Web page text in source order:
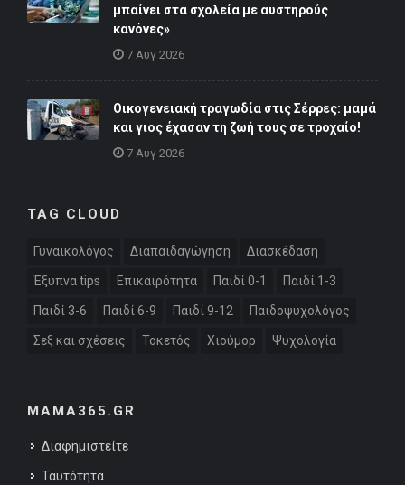
μπαίνει στα σχολεία με αυστηρούς
κανόνες»
7 Αυγ 2026
Οικογενειακή τραγωδία στις Σέρρες: μαμά
και γιος έχασαν τη ζωή τους σε τροχαίο!
7 Αυγ 2026
TAG CLOUD
Γυναικολόγος Διαπαιδαγώγηση Διασκέδαση
Έξυπνα tips Επικαιρότητα Παιδί 0-1 Παιδί 1-3
Παιδί 3-6 Παιδί 6-9 Παιδί 9-12 Παιδοψυχολόγος
Σεξ και σχέσεις Τοκετός Χιούμορ Ψυχολογία
MAMA365.GR
Διαφημιστείτε
Ταυτότητα